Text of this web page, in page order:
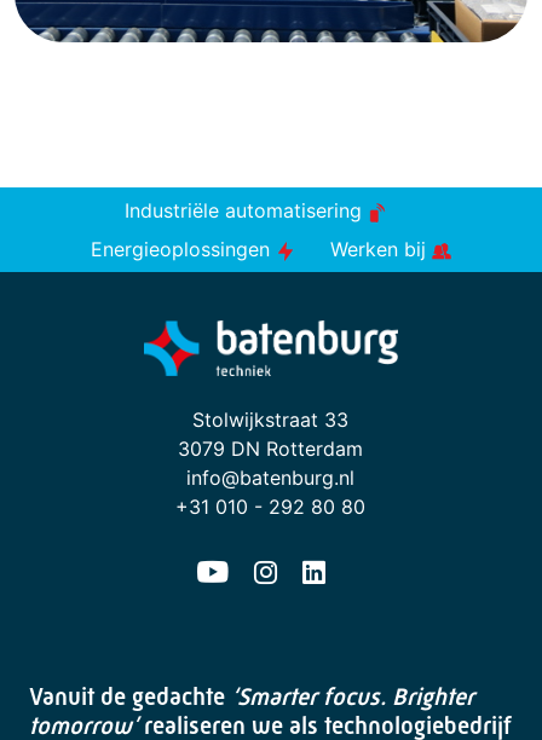
Industriële automatisering
Energieoplossingen
Werken bij
Stolwijkstraat 33
3079 DN Rotterdam
info@batenburg.nl
+31 010 - 292 80 80
Vanuit de gedachte ‘Smarter focus. Brighter
tomorrow’realiseren we als technologiebedrijf